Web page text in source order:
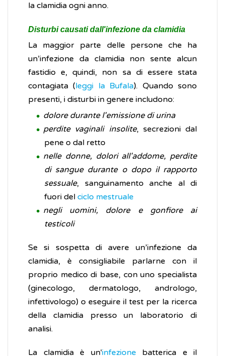
la clamidia ogni anno.
Disturbi causati dall'infezione da clamidia
La maggior parte delle persone che ha
un’infezione da clamidia non sente alcun
fastidio e, quindi, non sa di essere stata
contagiata (leggi la Bufala). Quando sono
presenti, i disturbi in genere includono:
dolore durante l'emissione di urina
perdite vaginali insolite, secrezioni dal
pene o dal retto
nelle donne, dolori all'addome, perdite
di sangue durante o dopo il rapporto
sessuale, sanguinamento anche al di
fuori del ciclo mestruale
negli uomini, dolore e gonfiore ai
testicoli
Se si sospetta di avere un’infezione da
clamidia, è consigliabile parlarne con il
proprio medico di base, con uno specialista
(ginecologo, dermatologo, andrologo,
infettivologo) o eseguire il test per la ricerca
della clamidia presso un laboratorio di
analisi.
La clamidia è un'infezione batterica e il